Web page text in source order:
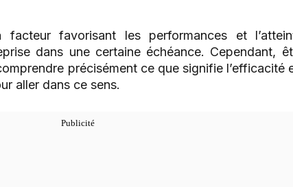
facteur favorisant les performances et
dans une certaine échéance. Cependant,
précisément ce que signifie l’efficacité
aller dans ce sens.